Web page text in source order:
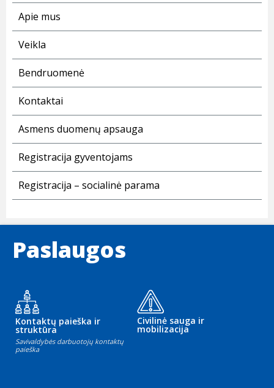
Apie mus
Veikla
Bendruomenė
Kontaktai
Asmens duomenų apsauga
Registracija gyventojams
Registracija – socialinė parama
Paslaugos
Kontaktų paieška ir
struktūra
Savivaldybės darbuotojų kontaktų
paieška
Civilinė sauga ir
mobilizacija